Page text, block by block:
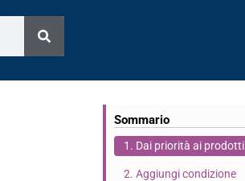
Sommario
1. Dai priorità ai prodotti
2. Aggiungi condizione